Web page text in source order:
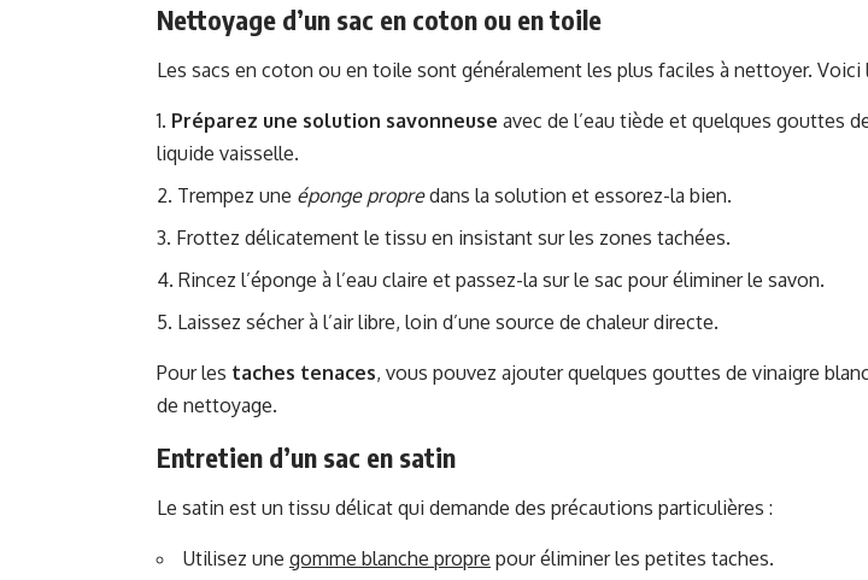
Nettoyage d’un sac en coton ou en toile
Les sacs en coton ou en toile sont généralement les plus faciles à nettoyer. Voici
Préparez une solution savonneuse avec de l’eau tiède et quelques gouttes
liquide vaisselle.
Trempez une éponge propredans la solution et essorez-la bien.
Frottez délicatement le tissu en insistant sur les zones tachées.
Rincez l’éponge à l’eau claire et passez-la sur le sac pour éliminer le savon.
Laissez sécher à l’air libre, loin d’une source de chaleur directe.
Pour les taches tenaces, vous pouvez ajouter quelques gouttes de vinaigre
de nettoyage.
Entretien d’un sac en satin
Le satin est un tissu délicat qui demande des précautions particulières :
Utilisez une gomme blanche propre pour éliminer les petites taches.